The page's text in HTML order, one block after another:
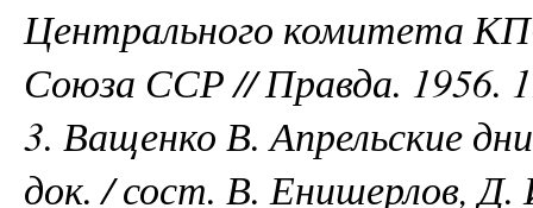
Центрального комитета
Союза ССР // Правда. 1956.
3. Ващенко В. Апрельские
док. / сост. В. Енишерлов,